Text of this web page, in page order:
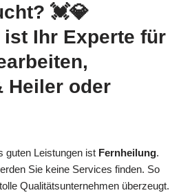
💓️💎
ist Ihr Experte für
Heiler oder
guten Leistungen ist Fernheilung.
Sie keine Services finden. So
Qualitätsunternehmen überzeugt.